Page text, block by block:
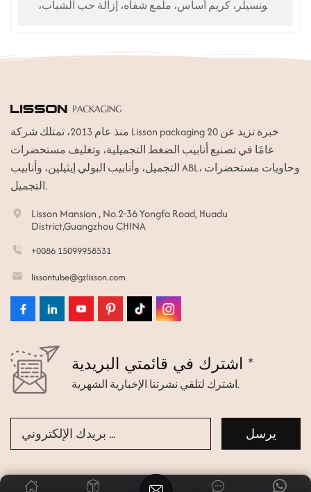
كونسيلر، كريم أساس، ملمع شفاه، إزالة حب الشباب،
منذ عام 2013، تمتلك شركة Lisson packaging خبرة تزيد عن 20
عامًا في تصنيع أنابيب الضغط التجميلية، وتغليف مستحضرات
التجميل، وأنابيب البولي إيثيلين، وأنابيب ABL، وحاويات مستحضرات
التجميل.
Lisson Mansion , No.2-36 Yongfa Road, Huadu
District,Guangzhou CHINA
+0086 15099958531
lissontube@gzlisson.com
اشترك في قائمتي البريدية *
اشترك لتلقي نشرتنا الإخبارية الشهرية.
© 2026 GUANGZHOU LISSON PLASTIC CO.,LTD جميع الحقوق محفوظة.خريطة